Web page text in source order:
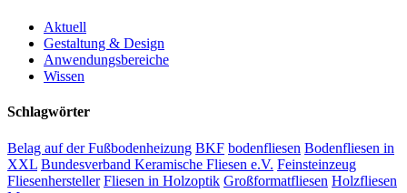
Aktuell
Gestaltung & Design
Anwendungsbereiche
Wissen
Schlagwörter
Belag auf der Fußbodenheizung BKF bodenfliesen Bodenfliesen in
XXL Bundesverband Keramische Fliesen e.V. Feinsteinzeug
Fliesenhersteller Fliesen in Holzoptik Großformatfliesen Holzfliesen